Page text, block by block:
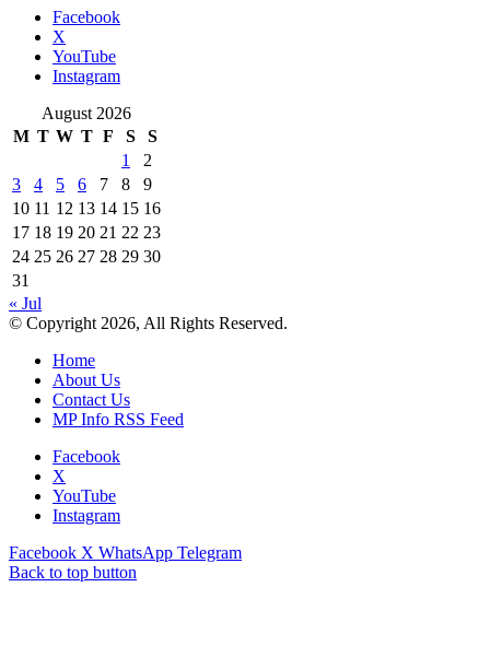
Facebook
X
YouTube
Instagram
August 2026
M T W T F S
S
1
2
3
4 5 6 7 8
9
10 11 12 13 14 15 16
17 18 19 20 21 22 23
24 25 26 27 28 29 30
31
« Jul
© Copyright 2026, All Rights Reserved.
Home
About Us
Contact Us
MP Info RSS Feed
Facebook
X
YouTube
Instagram
Facebook X WhatsApp Telegram
Back to top button